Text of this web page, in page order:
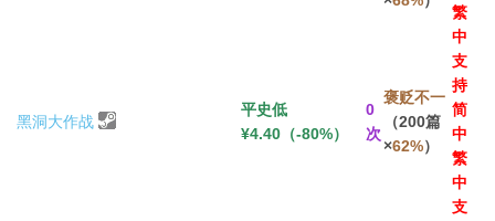
繁
中
黑洞大作战
平史低
¥4.40（-80%）
0
次
褒贬不一
（200篇
×62%）
支
持
简
中
繁
中
支